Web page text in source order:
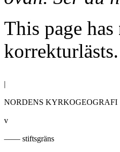
This page has
korrekturlästs.
|
NORDENS KYRKOGEOGRAFI
v
—— stiftsgräns